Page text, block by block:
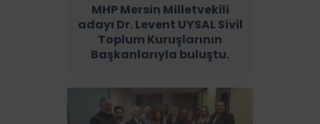
MHP Mersin Milletvekili
adayı Dr. Levent UYSAL Sivil
Toplum Kuruşlarının
Başkanlarıyla buluştu.